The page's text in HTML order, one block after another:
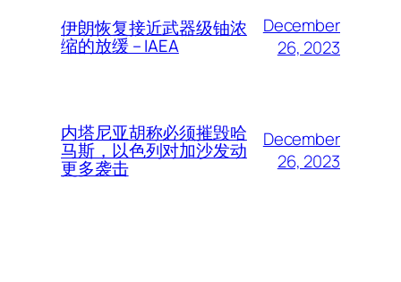
伊朗恢复接近武器级铀浓
缩的放缓 – IAEA
December
26, 2023
内塔尼亚胡称必须摧毁哈
马斯，以色列对加沙发动
更多袭击
December
26, 2023